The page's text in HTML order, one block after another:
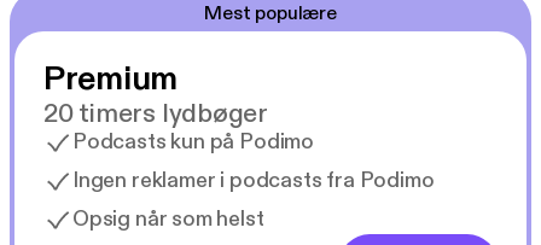
Mest populære
Premium
20 timers lydbøger
Podcasts kun på Podimo
Ingen reklamer i podcasts fra Podimo
Opsig når som helst